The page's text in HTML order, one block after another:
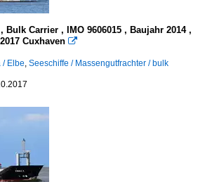
Bulk Carrier , IMO 9606015 , Baujahr 2014 ,
Cuxhaven 
/ Elbe, Seeschiffe / Massengutfrachter / bulk